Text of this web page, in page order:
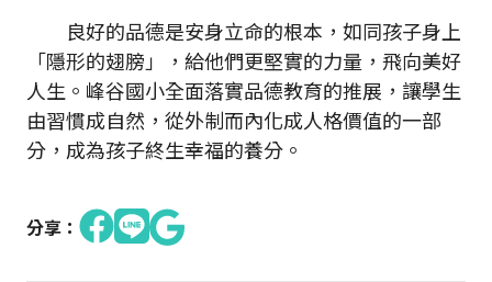
良好的品德是安身立命的根本，如同孩子身上
「隱形的翅膀」，給他們更堅實的力量，飛向美好
人生。峰谷國小全面落實品德教育的推展，讓學生
由習慣成自然，從外制而內化成人格價值的一部
分，成為孩子終生幸福的養分。
分享：